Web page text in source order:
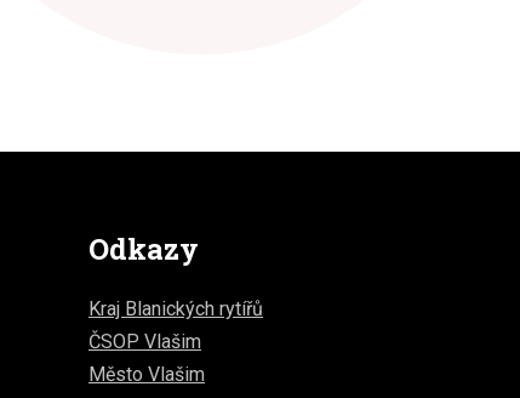
Odkazy
Kraj Blanických rytířů
ČSOP Vlašim
Město Vlašim